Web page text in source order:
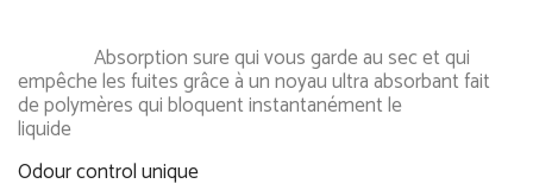
Absorption sure qui vous garde au sec et qui
empêche les fuites grâce à un noyau ultra absorbant fait
de polymères qui bloquent instantanément le
liquide
Odour control unique